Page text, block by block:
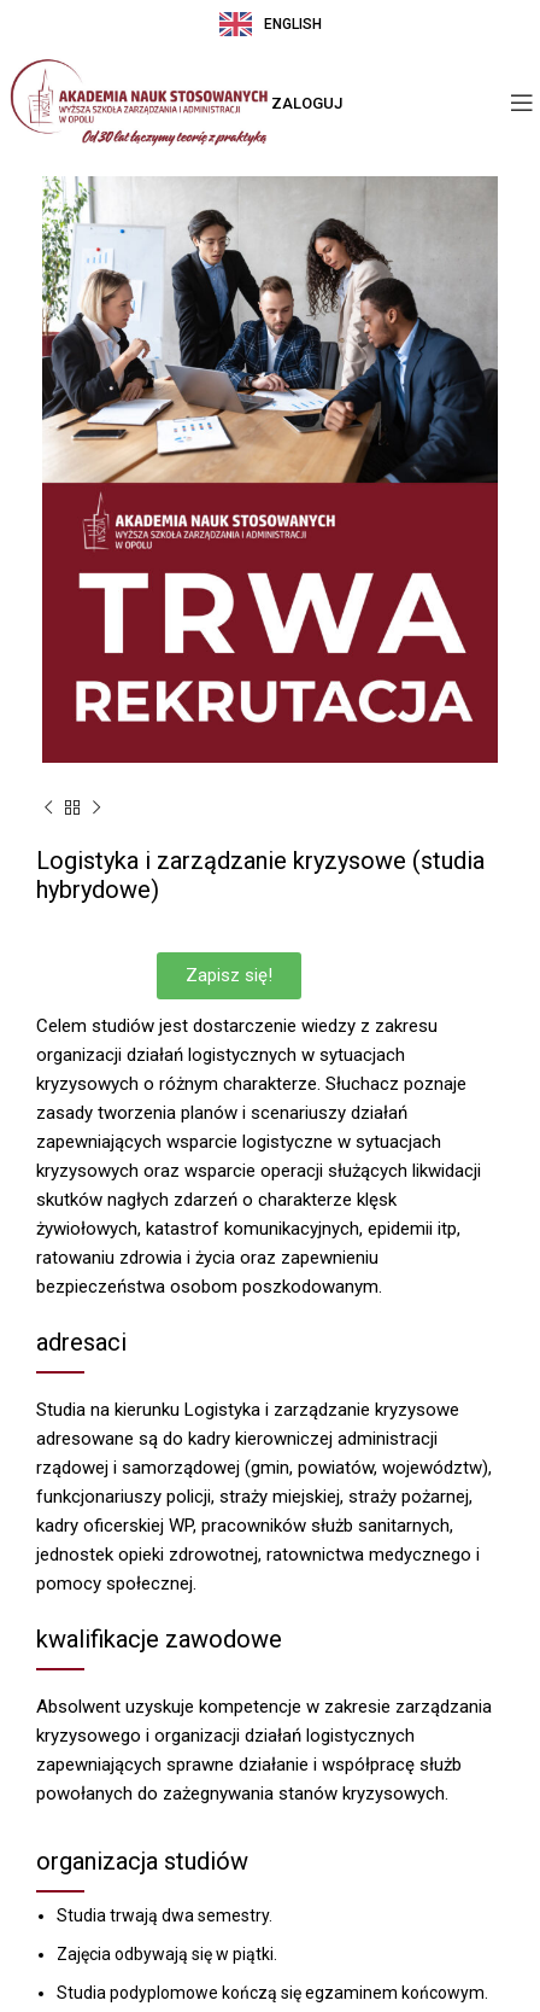
ENGLISH
ZALOGUJ
Logistyka i zarządzanie kryzysowe (studia
hybrydowe)
Zapisz się!
Celem studiów jest dostarczenie wiedzy z zakresu
organizacji działań logistycznych w sytuacjach
kryzysowych o różnym charakterze. Słuchacz poznaje
zasady tworzenia planów i scenariuszy działań
zapewniających wsparcie logistyczne w sytuacjach
kryzysowych oraz wsparcie operacji służących likwidacji
skutków nagłych zdarzeń o charakterze klęsk
żywiołowych, katastrof komunikacyjnych, epidemii itp,
ratowaniu zdrowia i życia oraz zapewnieniu
bezpieczeństwa osobom poszkodowanym.
adresaci
Studia na kierunku Logistyka i zarządzanie kryzysowe
adresowane są do kadry kierowniczej administracji
rządowej i samorządowej (gmin, powiatów, województw),
funkcjonariuszy policji, straży miejskiej, straży pożarnej,
kadry oficerskiej WP, pracowników służb sanitarnych,
jednostek opieki zdrowotnej, ratownictwa medycznego i
pomocy społecznej.
kwalifikacje zawodowe
Absolwent uzyskuje kompetencje w zakresie zarządzania
kryzysowego i organizacji działań logistycznych
zapewniających sprawne działanie i współpracę służb
powołanych do zażegnywania stanów kryzysowych.
organizacja studiów
Studia trwają dwa semestry.
Zajęcia odbywają się w piątki.
Studia podyplomowe kończą się egzaminem końcowym.